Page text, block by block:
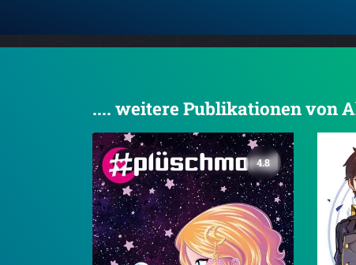
.... weitere Publikationen von
4.8